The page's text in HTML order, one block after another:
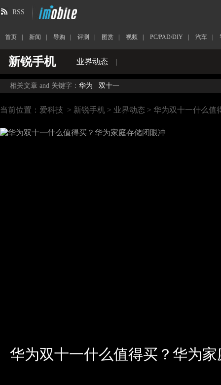
RSS
首页 新闻 导购 评测 图赏 视频 PC/PAD/DIY 汽车
新锐手机 业界动态 |
相关文章 and 关键字： 华为 双十一
当前位置： 爱科技 > 新锐手机 > 业界动态 > 华为双十一什么值
华为双十一什么值得买？华为